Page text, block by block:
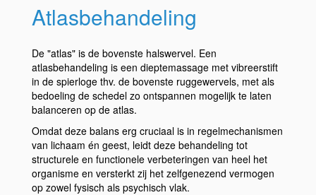
Atlasbehandeling
De "atlas" is de bovenste halswervel. Een
atlasbehandeling is een dieptemassage met vibreerstift
in de spierloge thv. de bovenste ruggewervels, met als
bedoeling de schedel zo ontspannen mogelijk te laten
balanceren op de atlas.
Omdat deze balans erg cruciaal is in regelmechanismen
van lichaam én geest, leidt deze behandeling tot
structurele en functionele verbeteringen van heel het
organisme en versterkt zij het zelfgenezend vermogen
op zowel fysisch als psychisch vlak.